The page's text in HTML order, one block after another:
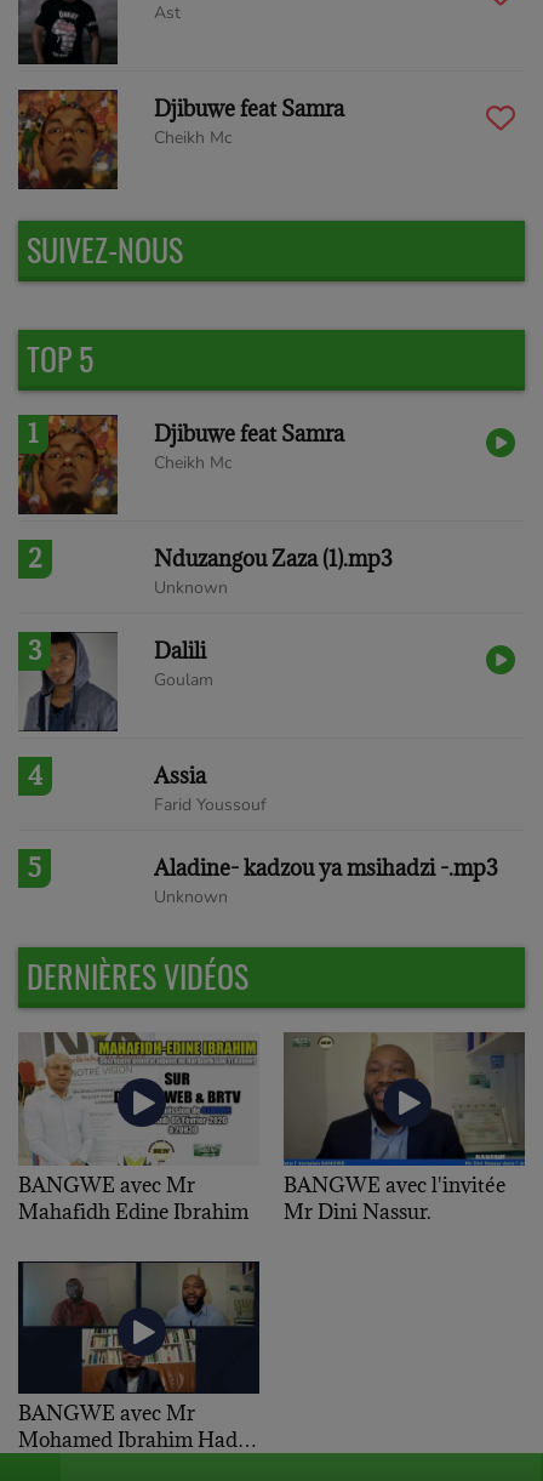
Ast
Djibuwe feat Samra
Cheikh Mc
SUIVEZ-NOUS
TOP 5
1 Djibuwe feat Samra
Cheikh Mc
2 Nduzangou Zaza (1).mp3
Unknown
3 Dalili
Goulam
4 Assia
Farid Youssouf
5 Aladine- kadzou ya msihadzi -.mp3
Unknown
DERNIÈRES VIDÉOS
BANGWE avec Mr
Mahafidh Edine Ibrahim
BANGWE avec l'invitée
Mr Dini Nassur.
BANGWE avec Mr
Mohamed Ibrahim Hadji